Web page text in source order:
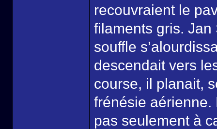
recouvraient le
filaments gris.
souffle
descendait vers
course, il planait,
frénésie aérienne.
pas seulement à